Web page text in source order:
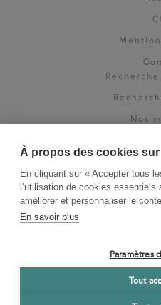
À propos des cookies
En cliquant sur « Accepter tous
l’utilisation de cookies
améliorer et personnaliser le
En savoir plus
Paramètres
Tout
Nos
La Vie des